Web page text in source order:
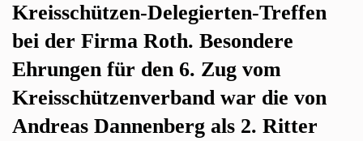
Kreisschützen-Delegierten-Treffen
bei der Firma Roth. Besondere
Ehrungen für den 6. Zug vom
Kreisschützenverband war die von
Andreas Dannenberg als 2. Ritter